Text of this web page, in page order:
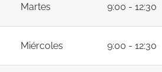
Martes 9:00 - 12:30
Miércoles 9:00 - 12:30